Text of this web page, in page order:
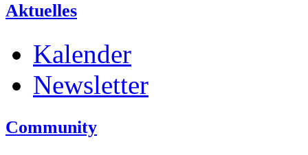
Aktuelles
Kalender
Newsletter
Community